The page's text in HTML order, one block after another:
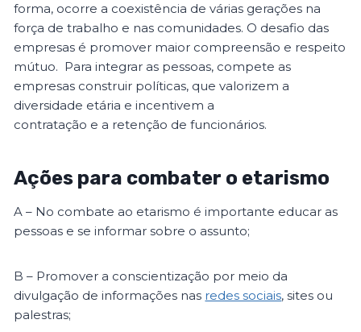
forma, ocorre a coexistência de várias gerações na
força de trabalho e nas comunidades. O desafio das
empresas é promover maior compreensão e respeito
mútuo. Para integrar as pessoas, compete as
empresas construir políticas, que valorizem a
diversidade etária e incentivem a
contratação e a retenção de funcionários.
Ações para combater o etarismo
A – No combate ao etarismo é importante educar as
pessoas e se informar sobre o assunto;
B – Promover a conscientização por meio da
divulgação de informações nas redes sociais, sites ou
palestras;